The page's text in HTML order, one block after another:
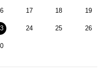
17 18 19
24 25 26